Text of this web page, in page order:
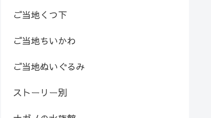
ご当地くつ下
ご当地ちいかわ
ご当地ぬいぐるみ
ストーリー別